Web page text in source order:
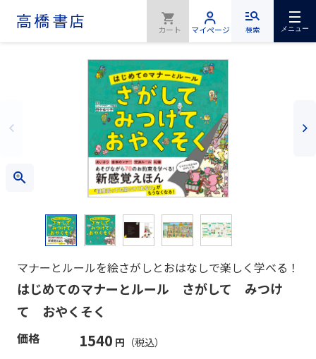
検索 メニュー
マナーとルールを絵さがしとおはなしで楽しく学べる！
はじめてのマナーとルール さがして みつけ
て おやくそく
価格 1540 円 （税込）